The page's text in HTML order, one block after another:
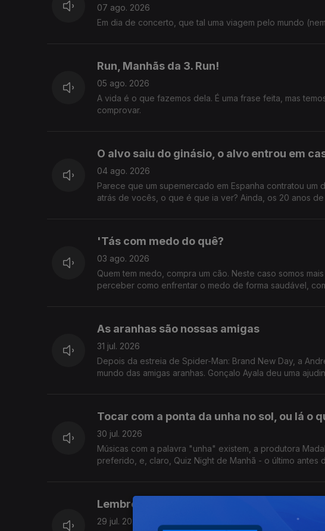
07 ago. 2026
Em dia de concerto, que tal uma viagem pelo mundo
Run, Manhãs da 3. Run!
05 ago. 2026
A vida é o que fazemos dela. É uma frase feita, mas
comprovar.
O alvo saiu do ginásio, o alvo entrou em
04 ago. 2026
Parece que um supemercado em Espanha contratou
atrás de vocês, o que é que ia ver? Ainda, os 20 anos de
'Tás com medo do quê?
03 ago. 2026
Quem tem medo, compra um cão. Neste caso somos
perceber como enfrentar o medo de forma saudável,
As aranhas são nossas amigas
31 jul. 2026
Depois da estreia de Spider-Man: Brand New Day, a
mundo das amigas aranhas. Gonçalo Ayala deu uma
Tocar com a ponta da unha no sol, ou lá o
30 jul. 2026
Músicas com a palavra "unha" existem, a produtora
preferido, e, claro, Quiz Night de Manhã - o último antes
Lembrete: levem o telemóvel para o banho
29 jul. 2026